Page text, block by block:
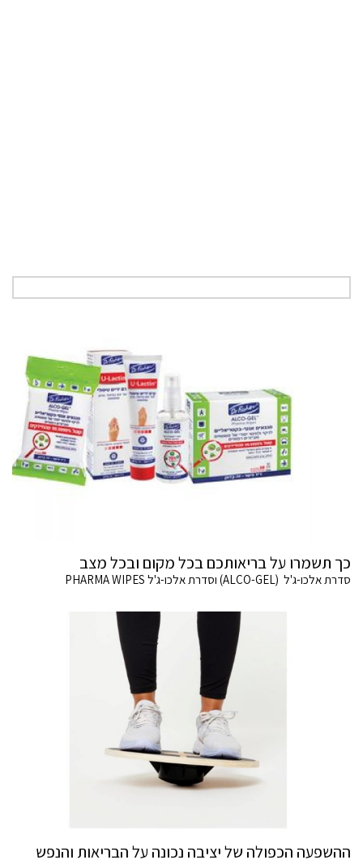
כך תשמרו על בריאותכם בכל מקום ובכל מצב
סדרת אלכו-ג'ל (ALCO-GEL) וסדרת אלכו-ג'ל PHARMA WIPES
ההשפעה הכפולה של יציבה נכונה על הבריאות והנפש